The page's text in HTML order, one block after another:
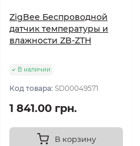
ZigBee Беспроводной
датчик температуры и
влажности ZB-ZTH
В наличии
Код товара: SD00049571
1 841.00 грн.
В корзину